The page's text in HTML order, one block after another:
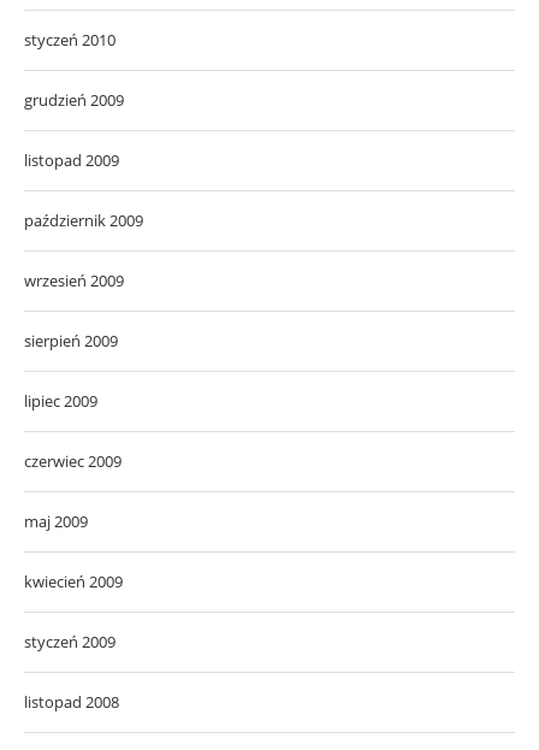
styczeń 2010
grudzień 2009
listopad 2009
październik 2009
wrzesień 2009
sierpień 2009
lipiec 2009
czerwiec 2009
maj 2009
kwiecień 2009
styczeń 2009
listopad 2008